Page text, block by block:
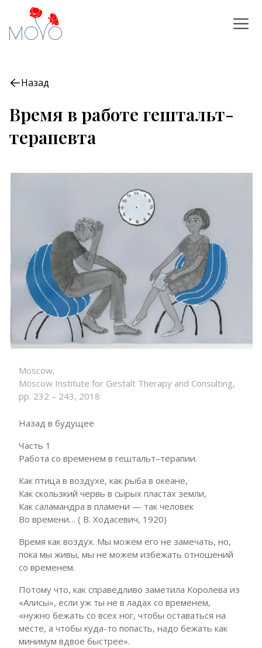
Назад
Время в работе гештальт-
терапевта
Moscow,
Moscow Institute for Gestalt Therapy and Consulting,
pp. 232 – 243, 2018
Назад в будущее
Часть 1
Работа со временем в гештальт–терапии.
Как птица в воздухе, как рыба в океане,
Как скользкий червь в сырых пластах земли,
Как салaмaндpa в пламени — так человек
Во времени… ( В. Ходасевич, 1920)
Время как воздух. Мы можем его не замечать, но,
пока мы живы, мы не можем избежать отношений
со временем.
Потому что, как справедливо заметила Королева из
«Алисы», если уж ты не в ладах со временем,
«нужно бежать со всех ног, чтобы оставаться на
месте, а чтобы куда-то попасть, надо бежать как
минимум вдвое быстрее».